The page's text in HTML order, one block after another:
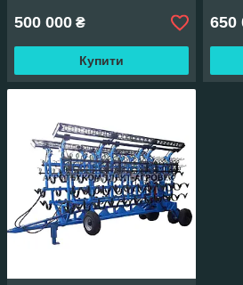
500 000 ₴
Купити
650